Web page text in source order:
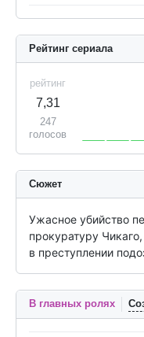
Рейтинг сериала
рейтинг
7,31
247
голосов
Сюжет
Ужасное убийство
прокуратуру
в преступлении
В главных ролях